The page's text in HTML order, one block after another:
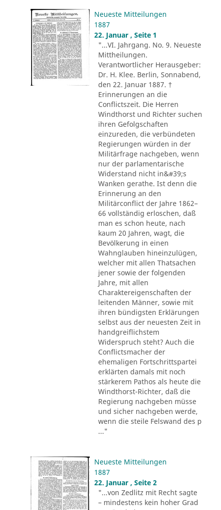
Neueste Mitteilungen
1887
22. Januar , Seite 1
"...VI. Jahrgang. No. 9. Neueste
Mittheilungen.
Verantwortlicher Herausgeber:
Dr. H. Klee. Berlin, Sonnabend,
den 22. Januar 1887. †
Erinnerungen an die
Conflictszeit. Die Herren
Windthorst und Richter suchen
ihren Gefolgschaften
einzureden, die verbündeten
Regierungen würden in der
Militärfrage nachgeben, wenn
nur der parlamentarische
Widerstand nicht in&#39;s
Wanken gerathe. Ist denn die
Erinnerung an den
Militärconflict der Jahre 1862–
66 vollständig erloschen, daß
man es schon heute, nach
kaum 20 Jahren, wagt, die
Bevölkerung in einen
Wahnglauben hineinzulügen,
welcher mit allen Thatsachen
jener sowie der folgenden
Jahre, mit allen
Charaktereigenschaften der
leitenden Männer, sowie mit
ihren bündigsten Erklärungen
selbst aus der neuesten Zeit in
handgreiflichstem
Widerspruch steht? Auch die
Conflictsmacher der
ehemaligen Fortschrittspartei
erklärten damals mit noch
stärkerem Pathos als heute die
Windthorst-Richter, daß die
Regierung nachgeben müsse
und sicher nachgeben werde,
wenn die steile Felswand des p
..."
Neueste Mitteilungen
1887
22. Januar , Seite 2
"...von Zedlitz mit Recht sagte
– mindestens kein hoher Grad